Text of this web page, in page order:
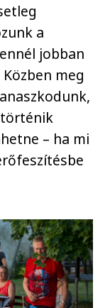
a
jobban
meg
– ha mi